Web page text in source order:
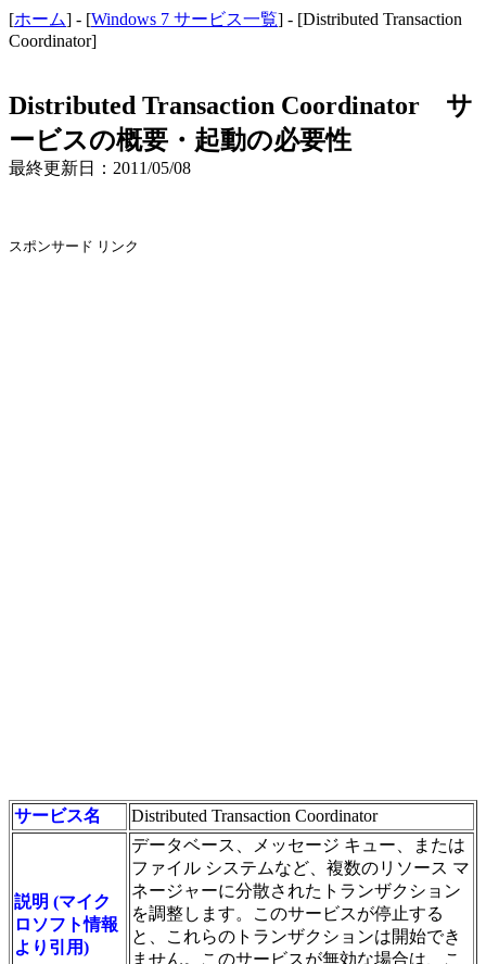
[ホーム] - [Windows 7 サービス一覧] - [Distributed Transaction
Coordinator]
Distributed Transaction Coordinator サ
ービスの概要・起動の必要性
最終更新日：2011/05/08
スポンサード リンク
サービス名 Distributed Transaction Coordinator
説明 (マイク
ロソフト情報
より引用)
データベース、メッセージ キュー、または
ファイル システムなど、複数のリソース マ
ネージャーに分散されたトランザクション
を調整します。このサービスが停止する
と、これらのトランザクションは開始でき
ません。このサービスが無効な場合は、こ